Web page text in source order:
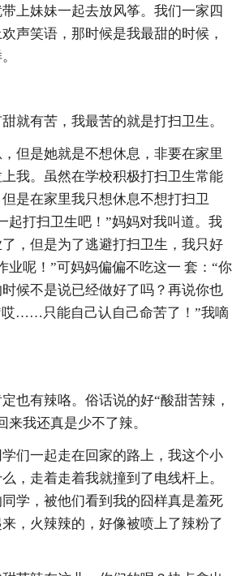
上妹妹一起去放风筝。我们一家四
声笑语，那时候是我最甜的时候，
就有苦，我最苦的就是打扫卫生。
但是她就是不想休息，非要在家里
我。虽然在学校积极打扫卫生常能
是在家里我只想休息不想打扫卫
起打扫卫生吧！”妈妈对我叫道。我
，但是为了逃避打扫卫生，我只好
业呢！”可妈妈偏偏不吃这一 套：“你
候不是说已经做好了吗？再说你也
哎……只能自己认自己命苦了！”我嘀
也有辣咯。俗话说的好“酸甜苦辣，
来我还真是少不了辣。
们一起走在回家的路上，我这个小
，走着走着我就撞到了电线杆上。
学，被他们看到我的囧样真是羞死
，火辣辣的，好像被喷上了辣粉了